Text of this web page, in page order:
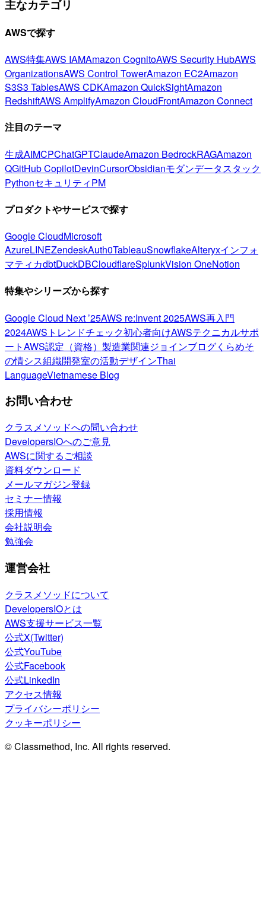
主なカテゴリ
AWSで探す
AWS特集AWS IAMAmazon CognitoAWS Security HubAWS
OrganizationsAWS Control TowerAmazon EC2Amazon
S3S3 TablesAWS CDKAmazon QuickSightAmazon
RedshiftAWS AmplifyAmazon CloudFrontAmazon Connect
注目のテーマ
生成AIMCPChatGPTClaudeAmazon BedrockRAGAmazon
QGitHub CopilotDevinCursorObsidianモダンデータスタック
PythonセキュリティPM
プロダクトやサービスで探す
Google CloudMicrosoft
AzureLINEZendeskAuth0TableauSnowflakeAlteryxインフォ
マティカdbtDuckDBCloudflareSplunkVision OneNotion
特集やシリーズから探す
Google Cloud Next ’25AWS re:Invent 2025AWS再入門
2024AWSトレンドチェック初心者向けAWSテクニカルサポ
ートAWS認定（資格） 製造業関連ジョインブログくらめそ
の情シス組織開発室の活動デザインThai
LanguageVietnamese Blog
お問い合わせ
クラスメソッドへの問い合わせ
DevelopersIOへのご意見
AWSに関するご相談
資料ダウンロード
メールマガジン登録
セミナー情報
採用情報
会社説明会
勉強会
運営会社
クラスメソッドについて
DevelopersIOとは
AWS支援サービス一覧
公式X(Twitter)
公式YouTube
公式Facebook
公式LinkedIn
アクセス情報
プライバシーポリシー
クッキーポリシー
© Classmethod, Inc. All rights reserved.